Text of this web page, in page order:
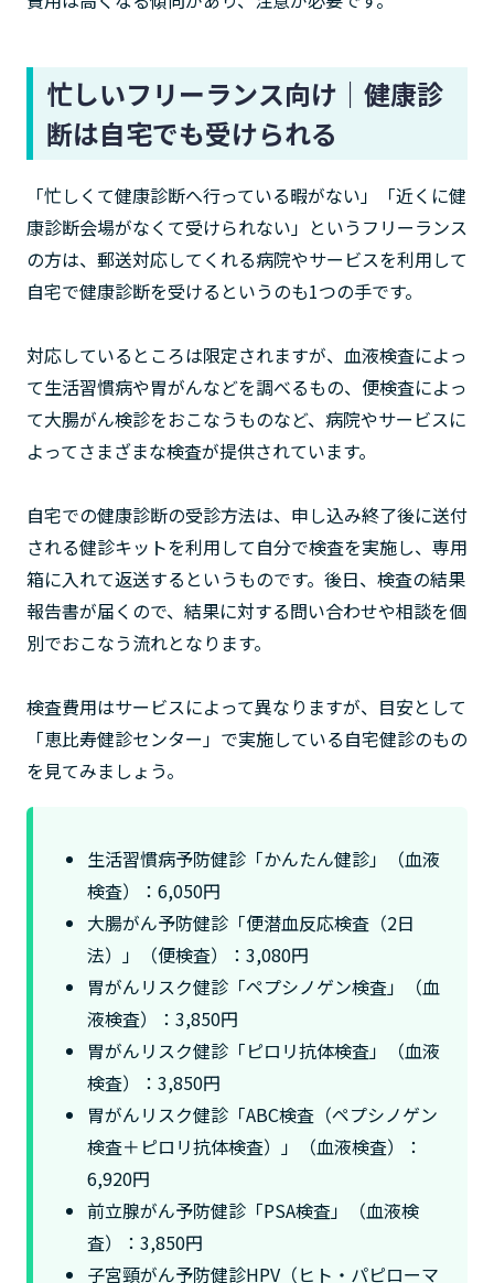
忙しいフリーランス向け｜健康診
断は自宅でも受けられる
「忙しくて健康診断へ行っている暇がない」「近くに健
康診断会場がなくて受けられない」というフリーランス
の方は、郵送対応してくれる病院やサービスを利用して
自宅で健康診断を受けるというのも1つの手です。
対応しているところは限定されますが、血液検査によっ
て生活習慣病や胃がんなどを調べるもの、便検査によっ
て大腸がん検診をおこなうものなど、病院やサービスに
よってさまざまな検査が提供されています。
自宅での健康診断の受診方法は、申し込み終了後に送付
される健診キットを利用して自分で検査を実施し、専用
箱に入れて返送するというものです。後日、検査の結果
報告書が届くので、結果に対する問い合わせや相談を個
別でおこなう流れとなります。
検査費用はサービスによって異なりますが、目安として
「恵比寿健診センター」で実施している自宅健診のもの
を見てみましょう。
生活習慣病予防健診「かんたん健診」（血液
検査）：6,050円
大腸がん予防健診「便潜血反応検査（2日
法）」（便検査）：3,080円
胃がんリスク健診「ペプシノゲン検査」（血
液検査）：3,850円
胃がんリスク健診「ピロリ抗体検査」（血液
検査）：3,850円
胃がんリスク健診「ABC検査（ペプシノゲン
検査＋ピロリ抗体検査）」（血液検査）：
6,920円
前立腺がん予防健診「PSA検査」（血液検
査）：3,850円
子宮頸がん予防健診HPV（ヒト・パピローマ